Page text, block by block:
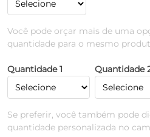
Você pode orçar mais de uma
quantidade para o mesmo
Quantidade 1 Quantidade
Se preferir, você também pode
quantidade personalizada no